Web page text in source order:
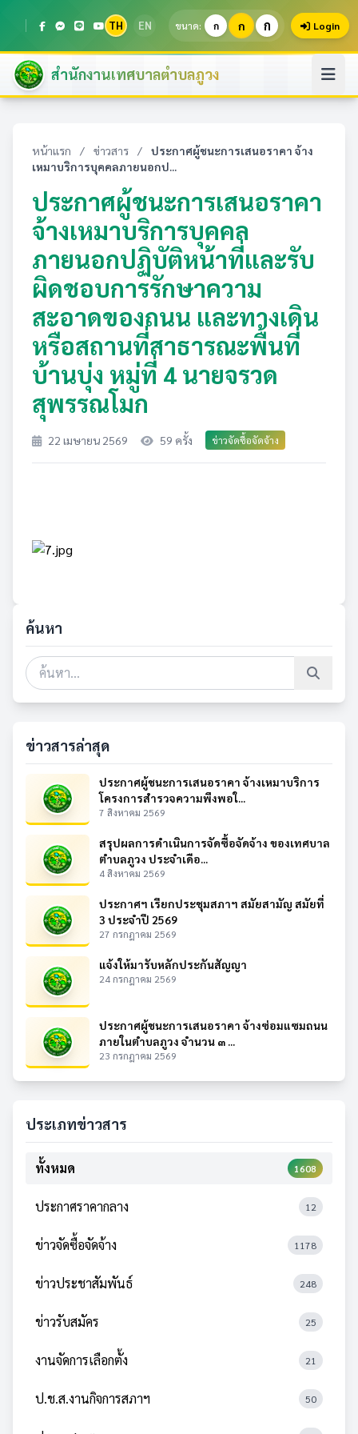
TH EN ขนาด: ก ก ก Login
สำนักงานเทศบาลตำบลภูวง
หน้าแรก / ข่าวสาร /
ประกาศผู้ชนะการเสนอราคา จ้าง
เหมาบริการบุคคลภายนอกป...
ประกาศผู้ชนะการเสนอราคา
จ้างเหมาบริการบุคคล
ภายนอกปฏิบัติหน้าที่และรับ
ผิดชอบการรักษาความ
สะอาดของถนน และทางเดิน
หรือสถานที่สาธารณะพื้นที่
บ้านบุ่ง หมู่ที่ 4 นายจรวด
สุพรรณโมก
22 เมษายน 2569 59 ครั้ง ข่าวจัดซื้อจัดจ้าง
ค้นหา
ข่าวสารล่าสุด
ประกาศผู้ชนะการเสนอราคา จ้างเหมาบริการ
โครงการสำรวจความพึงพอใ...
7 สิงหาคม 2569
สรุปผลการดำเนินการจัดซื้อจัดจ้าง ของเทศบาล
ตำบลภูวง ประจำเดือ...
4 สิงหาคม 2569
ประกาศฯ เรียกประชุมสภาฯ สมัยสามัญ สมัยที่
3 ประจำปี 2569
27 กรกฎาคม 2569
แจ้งให้มารับหลักประกันสัญญา
24 กรกฎาคม 2569
ประกาศผู้ชนะการเสนอราคา จ้างซ่อมแซมถนน
ภายในตำบลภูวง จำนวน ๓ ...
23 กรกฎาคม 2569
ประเภทข่าวสาร
ทั้งหมด 1608
ประกาศราคากลาง 12
ข่าวจัดซื้อจัดจ้าง 1178
ข่าวประชาสัมพันธ์ 248
ข่าวรับสมัคร 25
งานจัดการเลือกตั้ง 21
ป.ช.ส.งานกิจการสภาฯ 50